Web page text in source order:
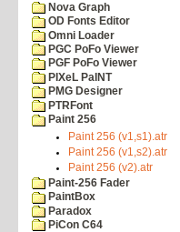
Nova Graph
OD Fonts Editor
Omni Loader
PGC PoFo Viewer
PGF PoFo Viewer
PIXeL PaINT
PMG Designer
PTRFont
Paint 256
Paint 256 (v1,s1).atr
Paint 256 (v1,s2).atr
Paint 256 (v2).atr
Paint-256 Fader
PaintBox
Paradox
PiCon C64